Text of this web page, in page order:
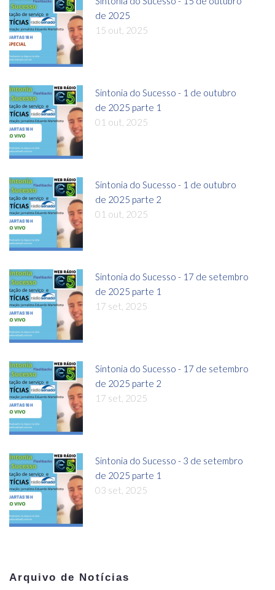
de 2025
15 out, 2025
Sintonia do Sucesso - 1 de outubro
de 2025 parte 1
01 out, 2025
Sintonia do Sucesso - 1 de outubro
de 2025 parte 2
01 out, 2025
Sintonia do Sucesso - 17 de setembro
de 2025 parte 1
17 set, 2025
Sintonia do Sucesso - 17 de setembro
de 2025 parte 2
17 set, 2025
Sintonia do Sucesso - 3 de setembro
de 2025 parte 1
03 set, 2025
Arquivo de Notícias